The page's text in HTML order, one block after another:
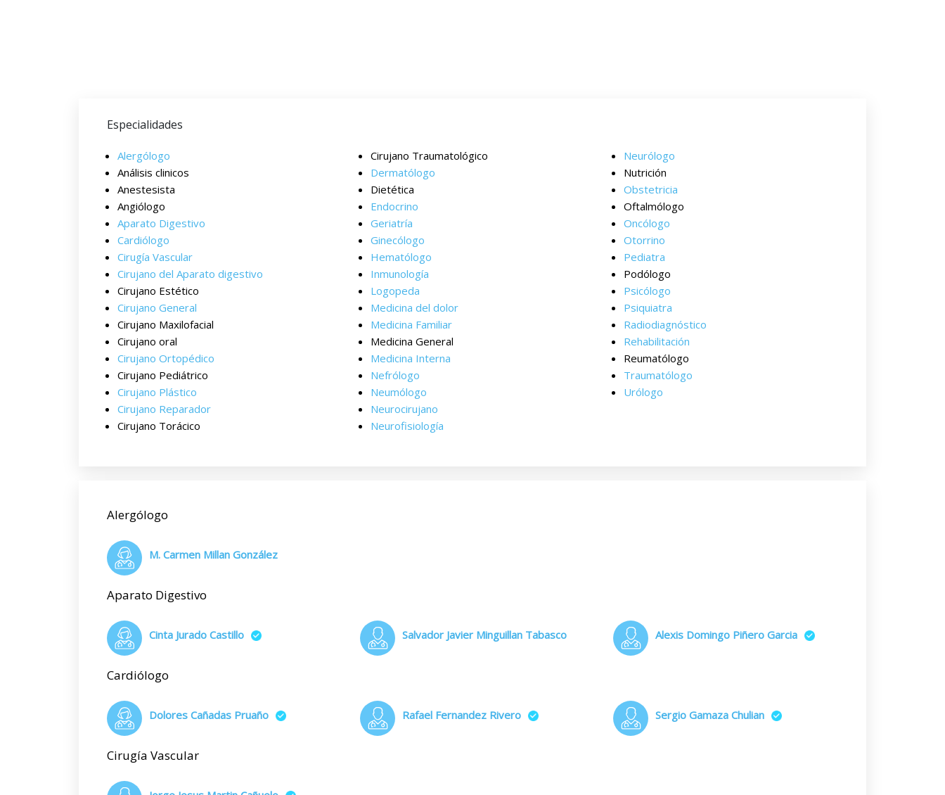
Especialidades
Alergólogo
Análisis clinicos
Anestesista
Angiólogo
Aparato Digestivo
Cardiólogo
Cirugía Vascular
Cirujano del Aparato digestivo
Cirujano Estético
Cirujano General
Cirujano Maxilofacial
Cirujano oral
Cirujano Ortopédico
Cirujano Pediátrico
Cirujano Plástico
Cirujano Reparador
Cirujano Torácico
Cirujano Traumatológico
Dermatólogo
Dietética
Endocrino
Geriatría
Ginecólogo
Hematólogo
Inmunología
Logopeda
Medicina del dolor
Medicina Familiar
Medicina General
Medicina Interna
Nefrólogo
Neumólogo
Neurocirujano
Neurofisiología
Neurólogo
Nutrición
Obstetricia
Oftalmólogo
Oncólogo
Otorrino
Pediatra
Podólogo
Psicólogo
Psiquiatra
Radiodiagnóstico
Rehabilitación
Reumatólogo
Traumatólogo
Urólogo
Alergólogo
M. Carmen Millan González
Aparato Digestivo
Cinta Jurado Castillo Salvador Javier Minguillan Tabasco Alexis Domingo Piñero Garcia
Cardiólogo
Dolores Cañadas Pruaño Rafael Fernandez Rivero Sergio Gamaza Chulian
Cirugía Vascular